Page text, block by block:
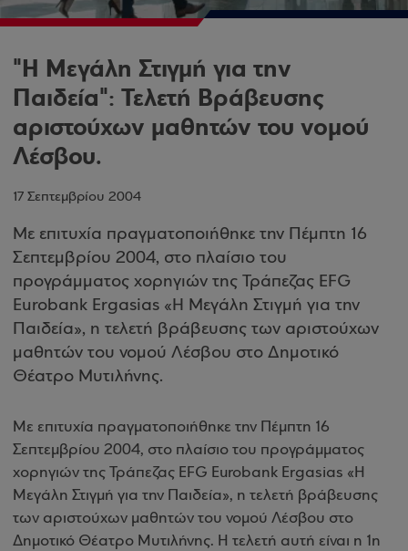
"Η Μεγάλη Στιγμή για την
Παιδεία": Τελετή Βράβευσης
αριστούχων μαθητών του νομού
Λέσβου.
17 Σεπτεμβρίου 2004
Με επιτυχία πραγματοποιήθηκε την Πέμπτη 16
Σεπτεμβρίου 2004, στο πλαίσιο του
προγράμματος χορηγιών της Τράπεζας EFG
Eurobank Ergasias «Η Μεγάλη Στιγμή για την
Παιδεία», η τελετή βράβευσης των αριστούχων
μαθητών του νομού Λέσβου στο Δημοτικό
Θέατρο Μυτιλήνης.
Με επιτυχία πραγματοποιήθηκε την Πέμπτη 16
Σεπτεμβρίου 2004, στο πλαίσιο του προγράμματος
χορηγιών της Τράπεζας EFG Eurobank Ergasias «Η
Μεγάλη Στιγμή για την Παιδεία», η τελετή βράβευσης
των αριστούχων μαθητών του νομού Λέσβου στο
Δημοτικό Θέατρο Μυτιλήνης. Η τελετή αυτή είναι η 1η